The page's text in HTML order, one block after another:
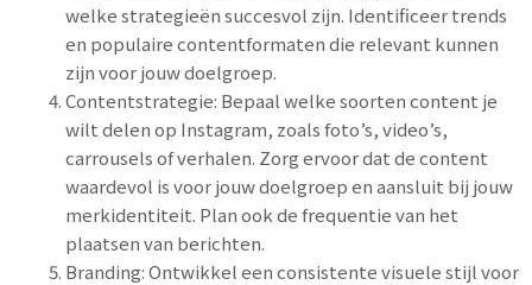
welke strategieën succesvol zijn. Identificeer trends
en populaire contentformaten die relevant kunnen
zijn voor jouw doelgroep.
Contentstrategie: Bepaal welke soorten content je
wilt delen op Instagram, zoals foto’s, video’s,
carrousels of verhalen. Zorg ervoor dat de content
waardevol is voor jouw doelgroep en aansluit bij jouw
merkidentiteit. Plan ook de frequentie van het
plaatsen van berichten.
Branding: Ontwikkel een consistente visuele stijl voor